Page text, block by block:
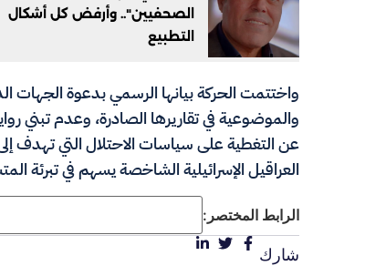
الصحفيين".. وأرفض كل أشكال
التطبيع
واختتمت الحركة بيانها الرسمي بدعوة الجهات
والموضوعية في تقاريرها الصادرة، وعدم تبني
عن التغطية على سياسات الاحتلال التي تهدف
العراقيل الإسرائيلية الشاخصة يسهم في تبرئة
الرابط المختصر:
شارك